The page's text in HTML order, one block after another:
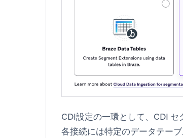
CDI設定の一環として、CDI セ
各接続には特定のデータテー